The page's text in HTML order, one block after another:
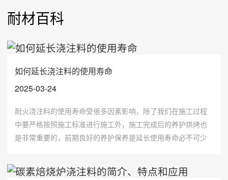
耐材百科
如何延长浇注料的使用寿命
2025-03-24
耐火浇注料的使用寿命受很多因素影响，除了我们在施工过程
中要严格按照施工标准进行施工外，施工完成后的养护烘烤也
是非常重要的，前期良好的养护保养是延长使用寿命必不可少
浇注料的使用寿命。